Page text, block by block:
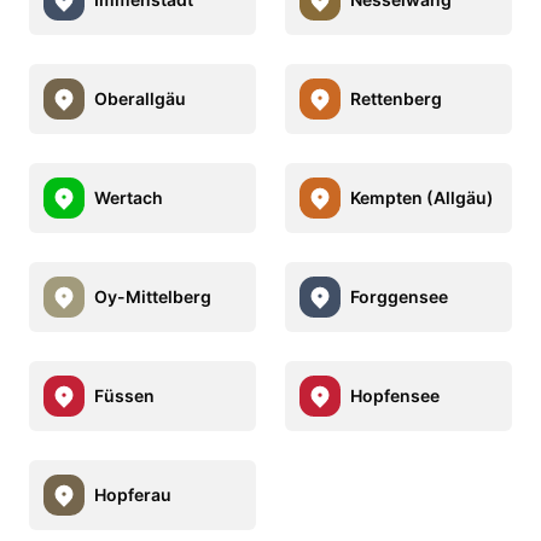
Oberallgäu Rettenberg
Wertach Kempten (Allgäu)
Oy-Mittelberg Forggensee
Füssen Hopfensee
Hopferau